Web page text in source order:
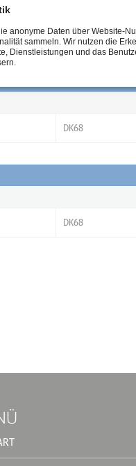
GRÖSSE
DK68
DK68
anonyme Daten über Website-
sammeln. Wir nutzen die
Dienstleistungen und das